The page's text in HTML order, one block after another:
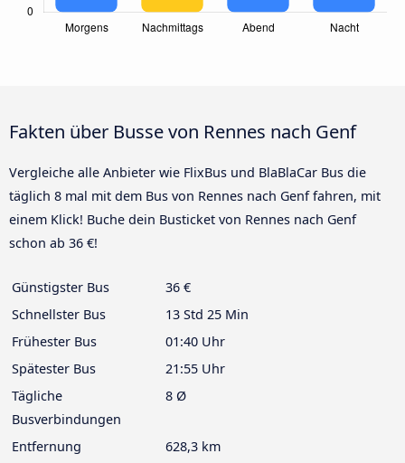
Fakten über Busse von Rennes nach Genf
Vergleiche alle Anbieter wie FlixBus und BlaBlaCar Bus die
täglich 8 mal mit dem Bus von Rennes nach Genf fahren, mit
einem Klick! Buche dein Busticket von Rennes nach Genf
schon ab 36 €!
Günstigster Bus
36 €
Schnellster Bus
13 Std 25 Min
Frühester Bus
01:40 Uhr
Spätester Bus
21:55 Uhr
Tägliche
Busverbindungen
8 Ø
Entfernung
628,3 km